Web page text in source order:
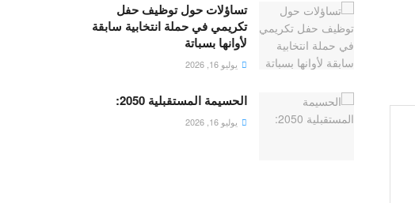
تساؤلات حول توظيف حفل
تكريمي في حملة انتخابية سابقة
لأوانها بسباتة
يوليو 16, 2026
الحسيمة المستقبلية 2050:
يوليو 16, 2026